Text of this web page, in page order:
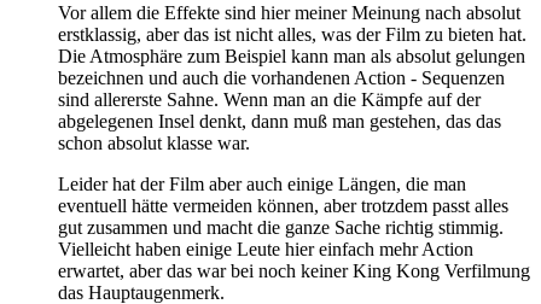
Vor allem die Effekte sind hier meiner Meinung nach absolut
erstklassig, aber das ist nicht alles, was der Film zu bieten hat.
Die Atmosphäre zum Beispiel kann man als absolut gelungen
bezeichnen und auch die vorhandenen Action - Sequenzen
sind allererste Sahne. Wenn man an die Kämpfe auf der
abgelegenen Insel denkt, dann muß man gestehen, das das
schon absolut klasse war.
Leider hat der Film aber auch einige Längen, die man
eventuell hätte vermeiden können, aber trotzdem passt alles
gut zusammen und macht die ganze Sache richtig stimmig.
Vielleicht haben einige Leute hier einfach mehr Action
erwartet, aber das war bei noch keiner King Kong Verfilmung
das Hauptaugenmerk.